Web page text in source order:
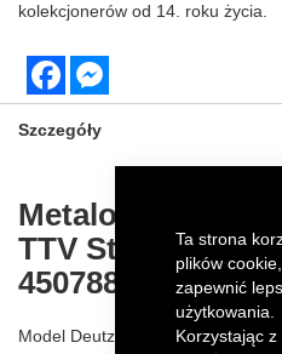
Ta strona
plików
zapewnić
użytkowania.
Korzystając z
kolekcjonerów od 14. roku życia.
Facebook
Szczegóły
Metalowy traktor
TTV Stage V od
450788400
Model Deutz-Fahr 9340 TTV